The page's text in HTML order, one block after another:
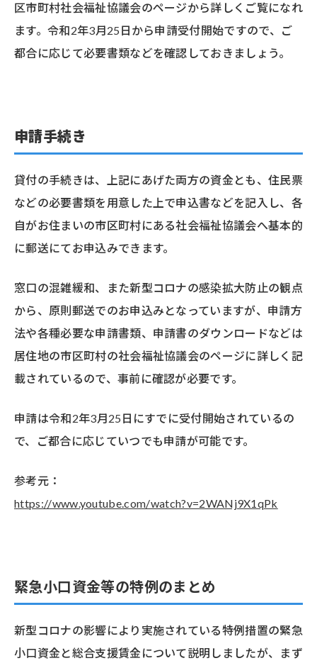
区市町村社会福祉協議会のページから詳しくご覧になれ
ます。令和2年3月25日から申請受付開始ですので、ご
都合に応じて必要書類などを確認しておきましょう。
申請手続き
貸付の手続きは、上記にあげた両方の資金とも、住民票
などの必要書類を用意した上で申込書などを記入し、各
自がお住まいの市区町村にある社会福祉協議会へ基本的
に郵送にてお申込みできます。
窓口の混雑緩和、また新型コロナの感染拡大防止の観点
から、原則郵送でのお申込みとなっていますが、申請方
法や各種必要な申請書類、申請書のダウンロードなどは
居住地の市区町村の社会福祉協議会のページに詳しく記
載されているので、事前に確認が必要です。
申請は令和2年3月25日にすでに受付開始されているの
で、ご都合に応じていつでも申請が可能です。
参考元：
https://www.youtube.com/watch?v=2WANj9X1qPk
緊急小口資金等の特例のまとめ
新型コロナの影響により実施されている特例措置の緊急
小口資金と総合支援賃金について説明しましたが、まず